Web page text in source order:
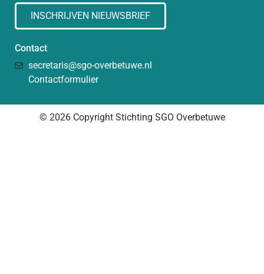
INSCHRIJVEN NIEUWSBRIEF
Contact
secretaris@sgo-overbetuwe.nl
Contactformulier
© 2026 Copyright Stichting SGO Overbetuwe